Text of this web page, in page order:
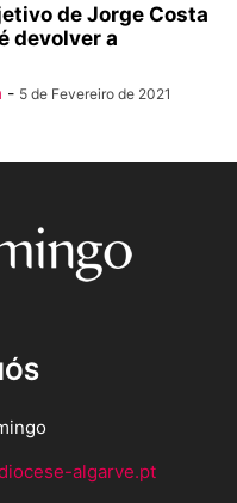
de Jorge Costa
devolver a
- 5 de Fevereiro de 2021
algarve.pt